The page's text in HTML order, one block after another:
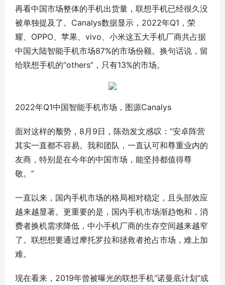
再看中国市场整体的手机出货量，联想手机已经很久没
被单独提及了。Canalys数据显示，2022年Q1，荣
耀、OPPO、苹果、vivo、小米这五大手机厂商共占据
中国大陆智能手机市场87%的市场份额。换句话说，留
给联想手机的“others”，只有13%的市场。
2022年Q1中国智能手机市场，图源Canalys
面对这样的颓势，8月9日，陈劲发文感叹：“安卓阵营
其实一直都不容易。我和团队，一直认可和尊重业内的
友商，特别是在今年的中国市场，能坚持都值得尊
敬。”
一直以来，国内手机市场的格局相对稳定，且头部效应
越来越显著。更重要的是，国内手机市场渐趋饱和，消
费者换机需求降低，中小手机厂商的生存空间越来越窄
了。联想想要通过摩托罗拉和拯救者抢占市场，难上加
难。
现在看来，2019年曾被曝光的联想手机“诺曼底计划”或